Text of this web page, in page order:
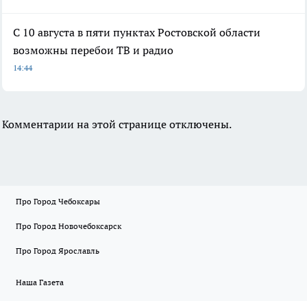
С 10 августа в пяти пунктах Ростовской области
возможны перебои ТВ и радио
14:44
Комментарии на этой странице отключены.
Про Город Чебоксары
Про Город Новочебоксарск
Про Город Ярославль
Наша Газета